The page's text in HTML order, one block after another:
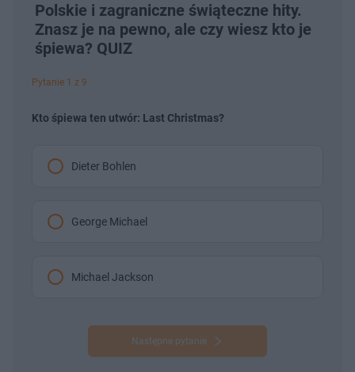
Polskie i zagraniczne świąteczne hity.
Znasz je na pewno, ale czy wiesz kto je
śpiewa? QUIZ
Pytanie 1 z 9
Kto śpiewa ten utwór: Last Christmas?
Dieter Bohlen
George Michael
Michael Jackson
Następne pytanie